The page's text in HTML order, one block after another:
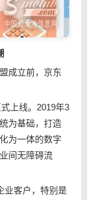
成立前，京东
上线。2019年3
为基础，打造
为一体的数字
间无障碍流
客户，特别是